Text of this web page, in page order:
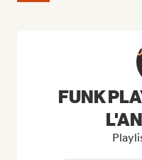
FUNK